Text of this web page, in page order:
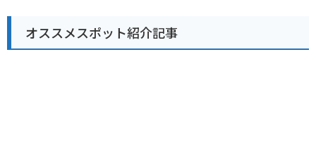
た、地元のボランティアガイドによる案内なども行われ
駅に隣接する荒川河川敷には、広々とした無料駐車場が
あります。ただし、土日祝日は混雑が予想されるため、
早めの時間帯に訪れることをおすすめします。周辺に
オススメスポット紹介記事